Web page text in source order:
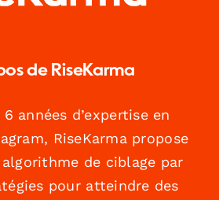
de RiseKarma
années d’expertise en
RiseKarma propose
de ciblage par
pour atteindre des